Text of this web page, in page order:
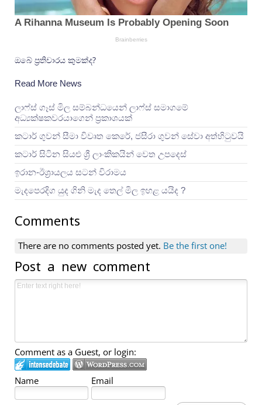
ඔබේ ප්‍රතිචාරය කුමක්ද?
Read More News
ලාෆ්ස් ගෑස් මිල සම්බන්ධයෙන් ලාෆ්ස් සමාගමේ
අධ්‍යක්ෂකවරයාගෙන් ප්‍රකාශයක්
කටාර් ගුවන් සීමා විවෘත කෙරේ, ජසීරා ගුවන් සේවා අත්හි‍ටුවයි
කටාර් සිටින සියළු ශ්‍රී ලාංකිකයින් වෙත උපදෙස්
ඉරාන-ඊශ්‍රායලය සටන් විරාමය
මැදපෙරදිග යුද ගිනි මැද තෙල් මිල ඉහළ යයිද ?
Comments
There are no comments posted yet. Be the first one!
Post a new comment
Comment as a Guest, or login:
Name Email